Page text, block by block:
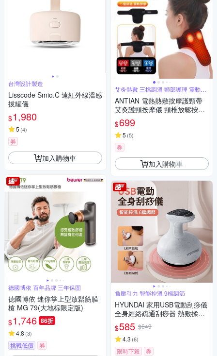
台灣設計製造
Lisscode Smio.C 遠紅外線溫感
拔罐儀
$1,980
5 (4)
券
加入購物車
德國博依 百年品牌 三年保固
德國博依 迷你掌上型放鬆筋膜
槍 MG 79(大地棕限定版)
$1,746 86折
4.8 (3)
挑戰低價 券
艾灸熱敷 三檔調溫 頸部護理 震動按
摩
ANTIAN 電熱熱敷按摩護頸帶
艾灸護頸按摩儀 頸椎放鬆按摩
器 護脖保暖神器
$699
5 (5)
券
加入購物車
負壓引力 智能控溫 9檔調節
HYUNDAI 家用USB電動刮痧儀
全身經絡疏通刮痧器 熱敷揉腹
儀 頸椎肌肉淋巴排毒按摩放鬆
儀（非醫療器材）
$585 $649
4.3 (6)
限時下殺 券